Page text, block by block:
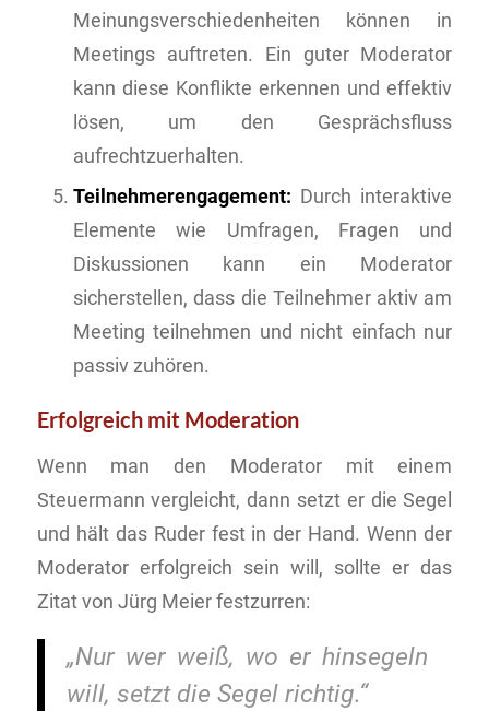
Meinungsverschiedenheiten können in
Meetings auftreten. Ein guter Moderator
kann diese Konflikte erkennen und effektiv
lösen, um den Gesprächsfluss
aufrechtzuerhalten.
Teilnehmerengagement: Durch interaktive
Elemente wie Umfragen, Fragen und
Diskussionen kann ein Moderator
sicherstellen, dass die Teilnehmer aktiv am
Meeting teilnehmen und nicht einfach nur
passiv zuhören.
Erfolgreich mit Moderation
Wenn man den Moderator mit einem
Steuermann vergleicht, dann setzt er die Segel
und hält das Ruder fest in der Hand. Wenn der
Moderator erfolgreich sein will, sollte er das
Zitat von Jürg Meier festzurren:
„Nur wer weiß, wo er hinsegeln
will, setzt die Segel richtig.“